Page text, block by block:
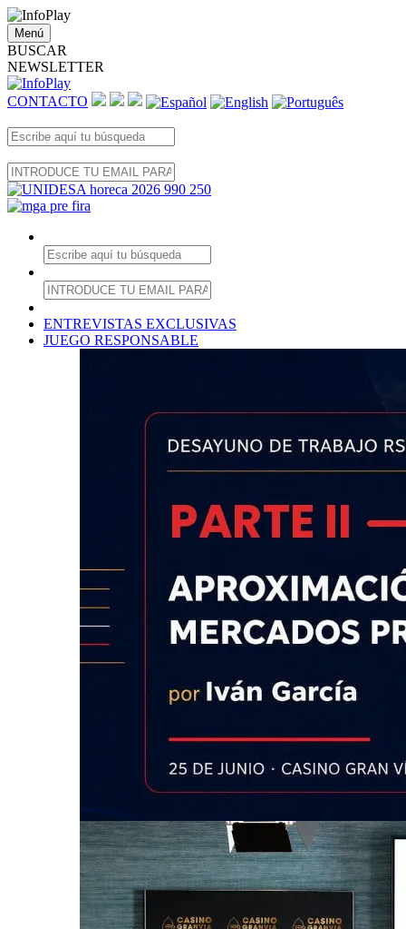
Menú
BUSCAR
NEWSLETTER
CONTACTO
ENTREVISTAS EXCLUSIVAS
JUEGO RESPONSABLE